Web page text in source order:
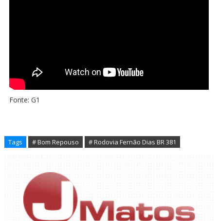
Fonte: G1
Tags # Bom Repouso # Rodovia Fernão Dias BR 381